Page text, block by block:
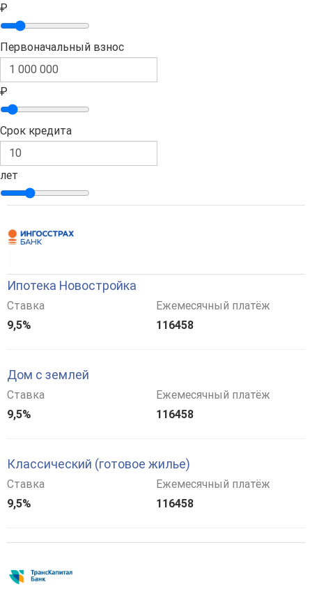
₽
Первоначальный взнос
₽
Срок кредита
лет
Ипотека Новостройка
Ставка
9,5%
Ежемесячный платёж
116458
Дом с землей
Ставка
9,5%
Ежемесячный платёж
116458
Классический (готовое жилье)
Ставка
9,5%
Ежемесячный платёж
116458